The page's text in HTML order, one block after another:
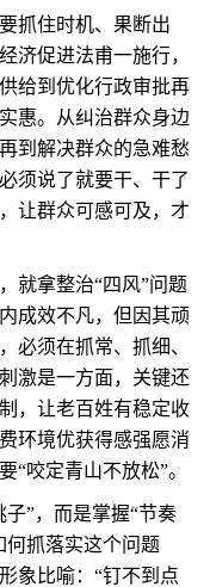
抓住时机、果断出
济促进法甫一施行，
给到优化行政审批再
惠。从纠治群众身边
到解决群众的急难愁
须说了就要干、干了
让群众可感可及，才
拿整治“四风”问题
成效不凡，但因其顽
必须在抓常、抓细、
激是一方面，关键还
，让老百姓有稳定收
环境优获得感强愿消
“咬定青山不放松”。
”，而是掌握“节奏
何抓落实这个问题
象比喻：“钉不到点